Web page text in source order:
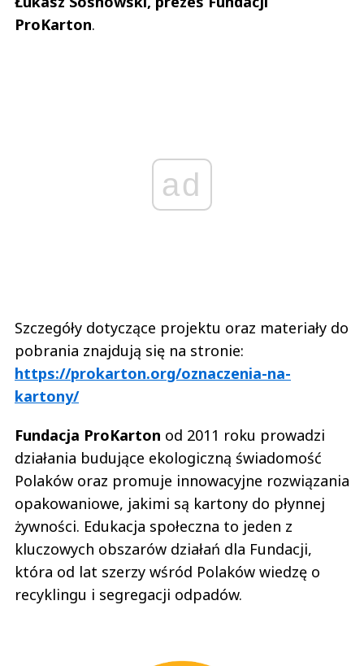
ProKarton.
ad
Szczegóły dotyczące projektu oraz materiały do
pobrania znajdują się na stronie:
https://prokarton.org/oznaczenia-na-
kartony/
Fundacja ProKarton od 2011 roku prowadzi
działania budujące ekologiczną świadomość
Polaków oraz promuje innowacyjne rozwiązania
opakowaniowe, jakimi są kartony do płynnej
żywności. Edukacja społeczna to jeden z
kluczowych obszarów działań dla Fundacji,
która od lat szerzy wśród Polaków wiedzę o
recyklingu i segregacji odpadów.